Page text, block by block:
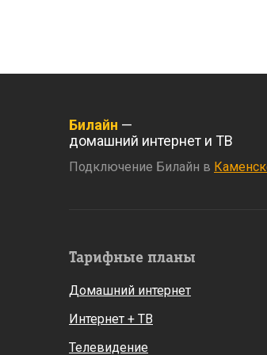
Билайн —
домашний интернет и ТВ
Подключение Билайн в
Тарифные планы
Домашний интернет
Интернет + ТВ
Телевидение